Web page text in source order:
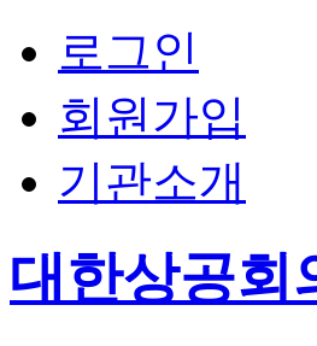
로그인
회원가입
기관소개
대한상공회